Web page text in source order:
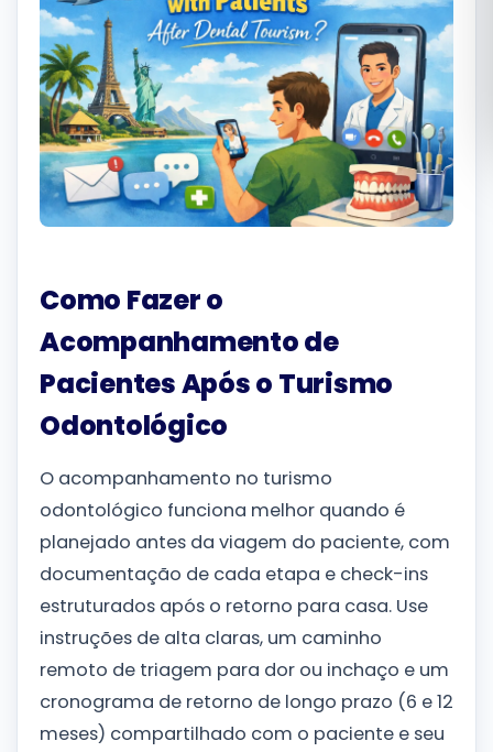
Русский
Como Fazer o
Acompanhamento de
Pacientes Após o Turismo
Odontológico
O acompanhamento no turismo
odontológico funciona melhor quando é
planejado antes da viagem do paciente, com
documentação de cada etapa e check-ins
estruturados após o retorno para casa. Use
instruções de alta claras, um caminho
remoto de triagem para dor ou inchaço e um
cronograma de retorno de longo prazo (6 e 12
meses) compartilhado com o paciente e seu